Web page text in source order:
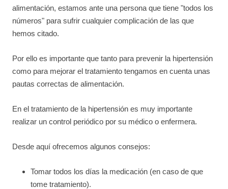
alimentación, estamos ante una persona que tiene "todos los
números" para sufrir cualquier complicación de las que
hemos citado.
Por ello es importante que tanto para prevenir la hipertensión
como para mejorar el tratamiento tengamos en cuenta unas
pautas correctas de alimentación.
En el tratamiento de la hipertensión es muy importante
realizar un control periódico por su médico o enfermera.
Desde aquí ofrecemos algunos consejos:
Tomar todos los días la medicación (en caso de que
tome tratamiento).